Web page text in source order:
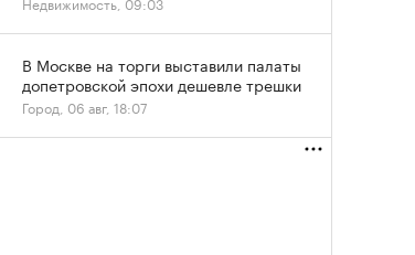
В Москве на торги выставили палаты
допетровской эпохи дешевле трешки
Город, 06 авг, 18:07